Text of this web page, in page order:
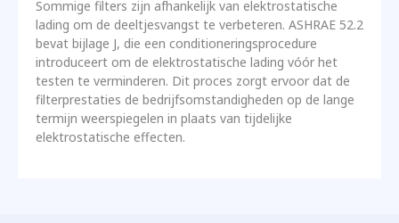
Sommige filters zijn afhankelijk van elektrostatische
lading om de deeltjesvangst te verbeteren. ASHRAE 52.2
bevat bijlage J, die een conditioneringsprocedure
introduceert om de elektrostatische lading vóór het
testen te verminderen. Dit proces zorgt ervoor dat de
filterprestaties de bedrijfsomstandigheden op de lange
termijn weerspiegelen in plaats van tijdelijke
elektrostatische effecten.